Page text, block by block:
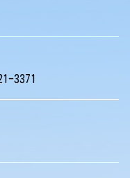
3371